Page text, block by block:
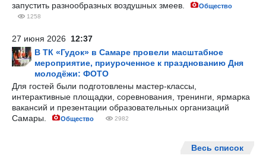
запустить разнообразных воздушных змеев.
Общество
1258
27 июня 2026 12:37
В ТК «Гудок» в Самаре провели масштабное
мероприятие, приуроченное к празднованию Дня
молодёжи: ФОТО
Для гостей были подготовлены мастер-классы,
интерактивные площадки, соревнования, тренинги, ярмарка
вакансий и презентации образовательных организаций
Самары.
Общество 2982
Весь список